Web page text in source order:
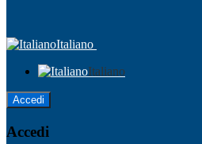
Italiano
Italiano
Accedi
Accedi